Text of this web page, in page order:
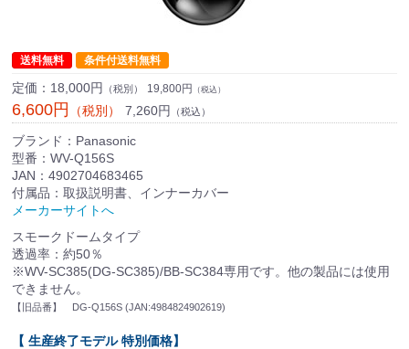
送料無料 条件付送料無料
定価： 18,000円 （税別） 19,800円 （税込）
6,600円 （税別） 7,260円 （税込）
ブランド：Panasonic
型番：WV-Q156S
JAN：4902704683465
付属品：取扱説明書、インナーカバー
メーカーサイトへ
スモークドームタイプ
透過率：約50％
※WV-SC385(DG-SC385)/BB-SC384専用です。他の製品には使用
できません。
【旧品番】 DG-Q156S (JAN:4984824902619)
【 生産終了モデル 特別価格】